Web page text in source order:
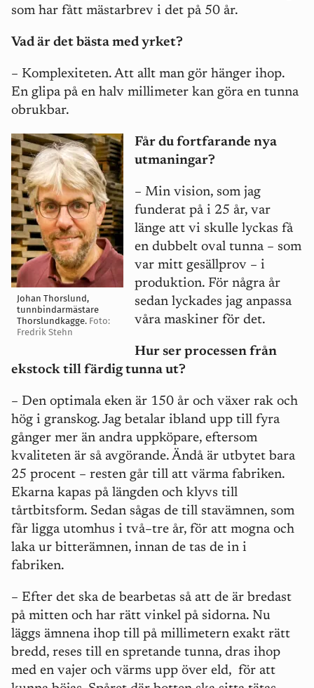
som har fått mästarbrev i det på 50 år.
Vad är det bästa med yrket?
– Komplexiteten. Att allt man gör hänger ihop.
En glipa på en halv millimeter kan göra en tunna
obrukbar.
Johan Thorslund,
tunnbindarmästare
Thorslundkagge. Foto:
Fredrik Stehn
Får du fortfarande nya
utmaningar?
– Min vision, som jag
funderat på i 25 år, var
länge att vi skulle lyckas få
en dubbelt oval tunna – som
var mitt gesällprov – i
produktion. För några år
sedan lyckades jag anpassa
våra maskiner för det.
Hur ser processen från
ekstock till färdig tunna ut?
– Den optimala eken är 150 år och växer rak och
hög i granskog. Jag betalar ibland upp till fyra
gånger mer än andra uppköpare, eftersom
kvaliteten är så avgörande. Ändå är utbytet bara
25 procent – resten går till att värma fabriken.
Ekarna kapas på längden och klyvs till
tårtbitsform. Sedan sågas de till stavämnen, som
får ligga utomhus i två–tre år, för att mogna och
laka ur bitterämnen, innan de tas de in i
fabriken.
– Efter det ska de bearbetas så att de är bredast
på mitten och har rätt vinkel på sidorna. Nu
läggs ämnena ihop till på millimetern exakt rätt
bredd, reses till en spretande tunna, dras ihop
med en vajer och värms upp över eld, för att